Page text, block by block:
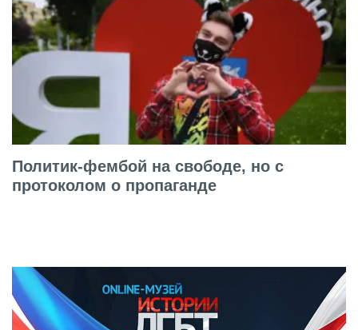
Политик-фембой на свободе, но с
протоколом о пропаганде